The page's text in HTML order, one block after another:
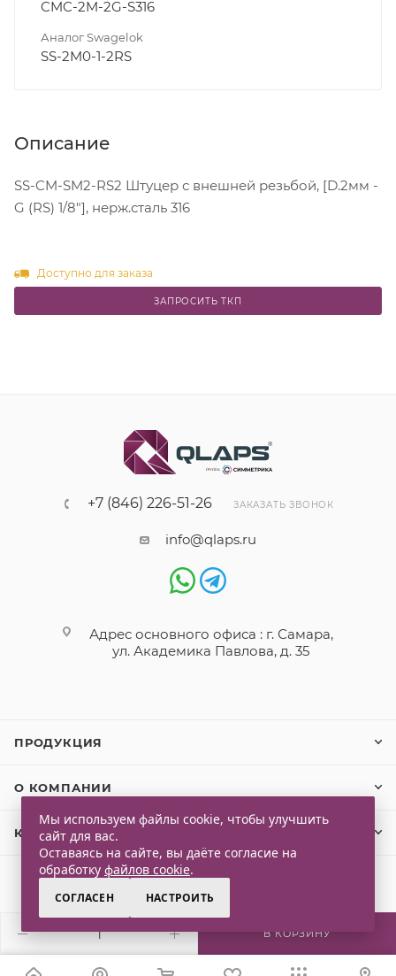
CMC-2M-2G-S316
Аналог Swagelok
SS-2M0-1-2RS
Описание
SS-CM-SM2-RS2 Штуцер с внешней резьбой, [D.2мм -
G (RS) 1/8"], нерж.сталь 316
Доступно для заказа
В КОРЗИНУ
ЗАПРОСИТЬ ТКП
+7 (846) 226-51-26 ЗАКАЗАТЬ ЗВОНОК
info@qlaps.ru
Адрес основного офиса : г. Самара,
ул. Академика Павлова, д. 35
ПРОДУКЦИЯ
О КОМПАНИИ
КЛИЕНТАМ
Мы используем файлы cookie, чтобы улучшить
сайт для вас.
Оставаясь на сайте, вы даёте согласие на
обработку файлов cookie.
СОГЛАСЕН НАСТРОИТЬ